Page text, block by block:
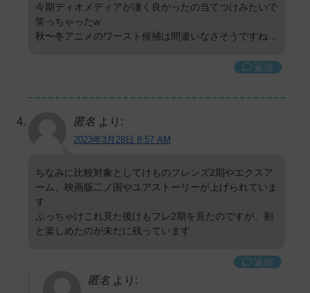
今期ディオメディアが凄く良かったの当てつけみたいで
笑っちゃったw
秋〜冬アニメのワースト候補は間違いなさそうですね…
返信
匿名 より:
2023年3月28日 8:57 AM
ちなみに比較対象としてけものフレンズ2期やエクスア
ーム、映画版二ノ国やユアストーリーが上げられていま
す
ぶっちゃけこれ見た後けもフレ2期を見たのですが、割
と楽しめたのが未だに残っています
返信
匿名 より: